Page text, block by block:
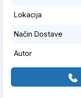
Lokacija
Način Dostave
Autor